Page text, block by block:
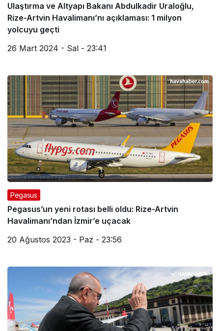
Ulaştırma ve Altyapı Bakanı Abdulkadir Uraloğlu,
Rize-Artvin Havalimanı’nı açıklaması: 1 milyon
yolcuyu geçti
26 Mart 2024 - Sal - 23:41
Pegasus
Pegasus’un yeni rotası belli oldu: Rize-Artvin
Havalimanı’ndan İzmir’e uçacak
20 Ağustos 2023 - Paz - 23:56